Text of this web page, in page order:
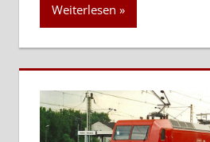
Weiterlesen